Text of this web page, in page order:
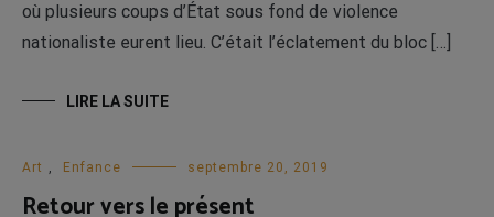
où plusieurs coups d’État sous fond de violence
nationaliste eurent lieu. C’était l’éclatement du bloc […]
LIRE LA SUITE
Art , Enfance septembre 20, 2019
Retour vers le présent